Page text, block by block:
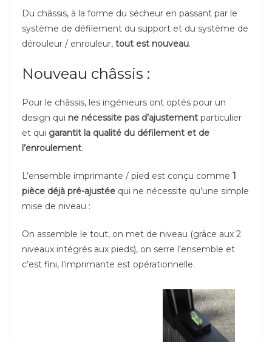
Du châssis, à la forme du sécheur en passant par le
système de défilement du support et du système de
dérouleur / enrouleur, tout est nouveau.
Nouveau châssis :
Pour le châssis, les ingénieurs ont optés pour un
design qui ne nécessite pas d’ajustement particulier
et qui garantit la qualité du défilement et de
l’enroulement.
L’ensemble imprimante / pied est conçu comme 1
pièce déjà pré-ajustée qui ne nécessite qu’une simple
mise de niveau :
On assemble le tout, on met de niveau (grâce aux 2
niveaux intégrés aux pieds), on serre l’ensemble et
c’est fini, l’imprimante est opérationnelle.